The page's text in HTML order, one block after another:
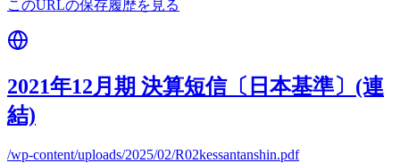
このURLの保存履歴を見る
2021年12月期 決算短信〔日本基準〕(連
結)
/wp-content/uploads/2025/02/R02kessantanshin.pdf